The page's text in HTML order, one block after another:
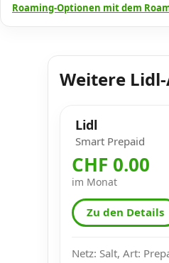
Roaming-Optionen mit dem
Weitere
Lidl
Smart Prepaid
CHF 0.00
im Monat
Zu den Details
Netz: Salt, Art: